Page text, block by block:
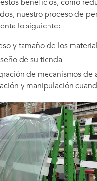
estos beneficios, como
nuestro proceso de
lo siguiente:
y tamaño de los
de su tienda
de mecanismos de
y manipulación